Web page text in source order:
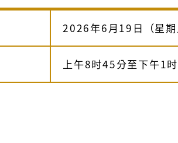
2026年6月19日（星期
上午8时45分至下午1